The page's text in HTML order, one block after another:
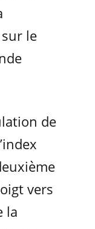
le
de
vers
la